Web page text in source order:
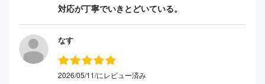
対応が丁寧でいきとどいている。
なす
2026/05/11/にレビュー済み